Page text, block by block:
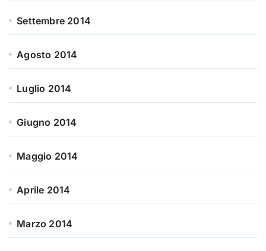
Settembre 2014
Agosto 2014
Luglio 2014
Giugno 2014
Maggio 2014
Aprile 2014
Marzo 2014